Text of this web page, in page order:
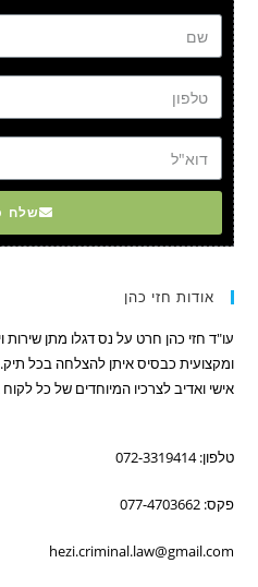
שלח
אודות חזי כהן
עו"ד חזי כהן חרט על נס דגלו מתן שירות
ומקצועית כבסיס איתן להצלחה בכל
אישי ואדיב לצרכיו המיוחדים של כל
טלפון: 072-3319414
פקס: 077-4703662
hezi.criminal.law@gmail.com